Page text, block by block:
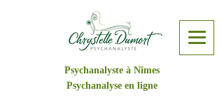
Psychanalyste à Nîmes
Psychanalyse en ligne